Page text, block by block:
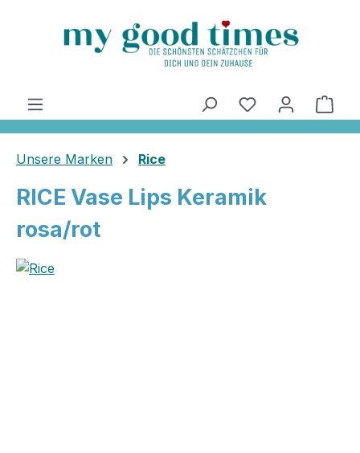
Unsere Marken Rice
RICE Vase Lips Keramik
rosa/rot